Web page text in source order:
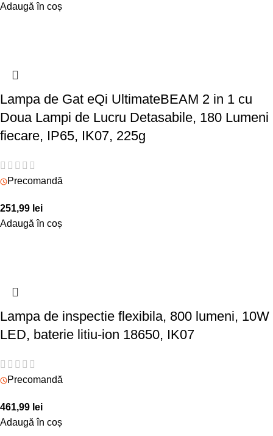
Adaugă în coș
Lampa de Gat eQi UltimateBEAM 2 in 1 cu
Doua Lampi de Lucru Detasabile, 180 Lumeni
fiecare, IP65, IK07, 225g
Precomandă
251,99 lei
Adaugă în coș
Lampa de inspectie flexibila, 800 lumeni, 10W
LED, baterie litiu-ion 18650, IK07
Precomandă
461,99 lei
Adaugă în coș